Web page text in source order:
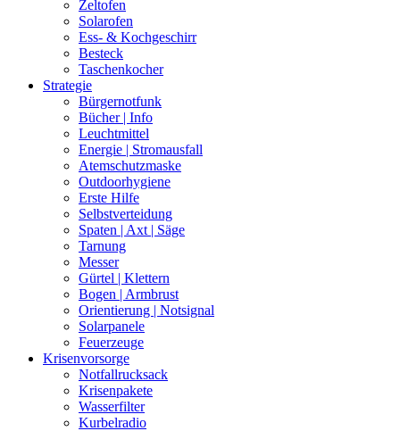
Zeltofen
Solarofen
Ess- & Kochgeschirr
Besteck
Taschenkocher
Strategie
Bürgernotfunk
Bücher | Info
Leuchtmittel
Energie | Stromausfall
Atemschutzmaske
Outdoorhygiene
Erste Hilfe
Selbstverteidung
Spaten | Axt | Säge
Tarnung
Messer
Gürtel | Klettern
Bogen | Armbrust
Orientierung | Notsignal
Solarpanele
Feuerzeuge
Krisenvorsorge
Notfallrucksack
Krisenpakete
Wasserfilter
Kurbelradio